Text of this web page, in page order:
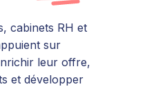
cabinets RH et
sur
leur offre,
et développer